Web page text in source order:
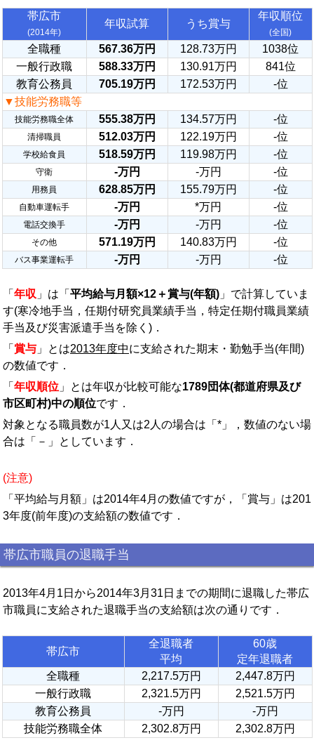
帯広市
(2014年)
年収試算 うち賞与
年収順位
(全国)
全職種 567.36万円 128.73万円
1038位
一般行政職
588.33万円 130.91万円
841位
教育公務員
705.19万円 172.53万円
-位
▼技能労務職等
技能労務職全体 555.38万円 134.57万円 -位
清掃職員 512.03万円 122.19万円 -位
学校給食員 518.59万円 119.98万円 -位
守衛 -万円 -万円 -位
用務員 628.85万円 155.79万円 -位
自動車運転手 -万円 *万円 -位
電話交換手 -万円 -万円 -位
その他 571.19万円 140.83万円 -位
バス事業運転手 -万円 -万円 -位
「 年収 」は「 平均給与月額×12＋賞与(年額) 」で計算していま
す(寒冷地手当，任期付研究員業績手当，特定任期付職員業績
手当及び災害派遣手当を除く)．
「 賞与 」とは2013年度中に支給された期末・勤勉手当(年間)
の数値です．
「 年収順位 」とは年収が比較可能な1789団体(都道府県及び
市区町村)中の順位です．
対象となる職員数が1人又は2人の場合は「*」，数値のない場
合は「－」としています．
(注意)
「平均給与月額」は2014年4月の数値ですが，「賞与」は201
3年度(前年度)の支給額の数値です．
帯広市職員の退職手当
2013年4月1日から2014年3月31日までの期間に退職した帯広
市職員に支給された退職手当の支給額は次の通りです．
帯広市
全退職者
平均
60歳
定年退職者
全職種
2,217.5万円
2,447.8万円
一般行政職
2,321.5万円
2,521.5万円
教育公務員
-万円
-万円
技能労務職全体
2,302.8万円 2,302.8万円